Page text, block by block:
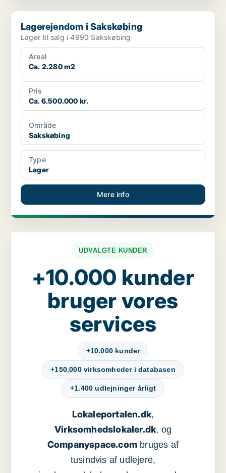
Lagerejendom i Sakskøbing
Lagerejendom i Sakskøbing
Lager til salg i 4990 Sakskøbing
Areal
Ca. 2.280 m2
Pris
Ca. 6.500.000 kr.
Område
Sakskøbing
Type
Lager
Mere info
UDVALGTE KUNDER
+10.000 kunder
bruger vores
services
+10.000 kunder
+150.000 virksomheder i databasen
+1.400 udlejninger årligt
Lokaleportalen.dk,
Virksomhedslokaler.dk, og
Companyspace.com bruges af
tusindvis af udlejere,